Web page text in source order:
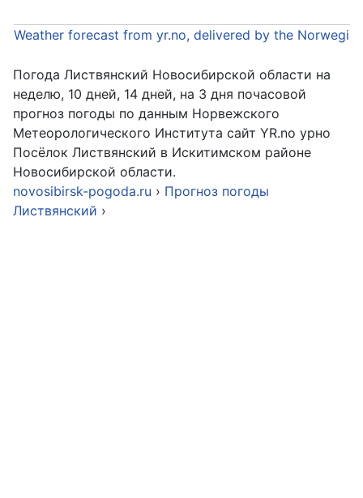
Weather forecast from yr.no, delivered by the
Погода Листвянский Новосибирской области на
неделю, 10 дней, 14 дней, на 3 дня почасовой
прогноз погоды по данным Норвежского
Метеорологического Института сайт YR.no урно
Посёлок Листвянский в Искитимском районе
Новосибирской области.
novosibirsk-pogoda.ru › Прогноз погоды
Листвянский ›